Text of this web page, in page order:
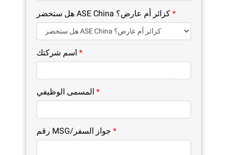
هل ستحضر ASE China كزائر أم عارض؟ *
*
*
*